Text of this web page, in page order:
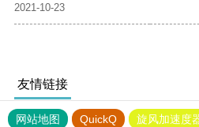
2021-10-23
友情链接
网站地图 QuickQ 旋风加速度